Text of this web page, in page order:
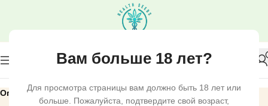
Вам больше 18 лет?
Для просмотра страницы вам должно быть 18 лет или
больше. Пожалуйста, подтвердите свой возраст,
Ограниченная серия